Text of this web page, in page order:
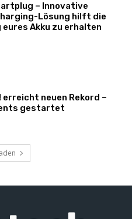
– Innovative
Lösung hilft die
Akku zu erhalten
erreicht neuen Rekord –
gestartet